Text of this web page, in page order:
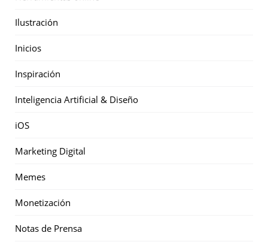
Ilustración
Inicios
Inspiración
Inteligencia Artificial & Diseño
iOS
Marketing Digital
Memes
Monetización
Notas de Prensa